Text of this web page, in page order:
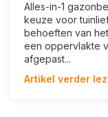
Alles-in-1
keuze voor
behoeften van
een oppervlakte
afgepast...
Artikel verder